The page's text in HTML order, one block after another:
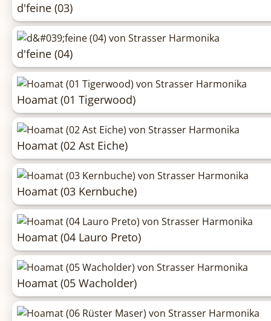
d'feine (03)
d'feine (04)
Hoamat (01 Tigerwood)
Hoamat (02 Ast Eiche)
Hoamat (03 Kernbuche)
Hoamat (04 Lauro Preto)
Hoamat (05 Wacholder)